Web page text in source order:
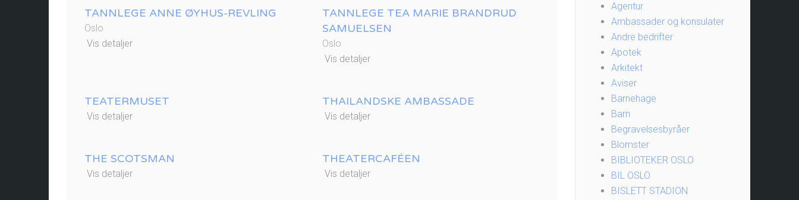
TANNLEGE ANNE ØYHUS-REVLING
Oslo
Vis detaljer
TANNLEGE TEA MARIE BRANDRUD
SAMUELSEN
Oslo
Vis detaljer
TEATERMUSET
Vis detaljer
THAILANDSKE AMBASSADE
Vis detaljer
THE SCOTSMAN
Vis detaljer
THEATERCAFÉEN
Vis detaljer
Agentur
Ambassader og konsulater
Andre bedrifter
Apotek
Arkitekt
Aviser
Barnehage
Barn
Begravelsesbyråer
Blomster
BIBLIOTEKER OSLO
BIL OSLO
BISLETT STADION